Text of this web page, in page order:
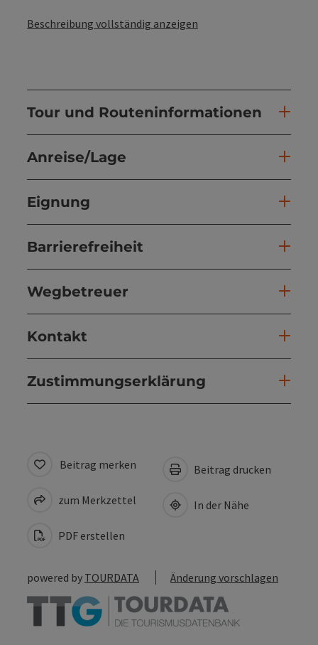
Beschreibung vollständig anzeigen
Tour und Routeninformationen
Anreise/Lage
Eignung
Barrierefreiheit
Wegbetreuer
Kontakt
Zustimmungserklärung
Beitrag merken
zum Merkzettel
PDF erstellen
Beitrag drucken
In der Nähe
powered by TOURDATA Änderung vorschlagen